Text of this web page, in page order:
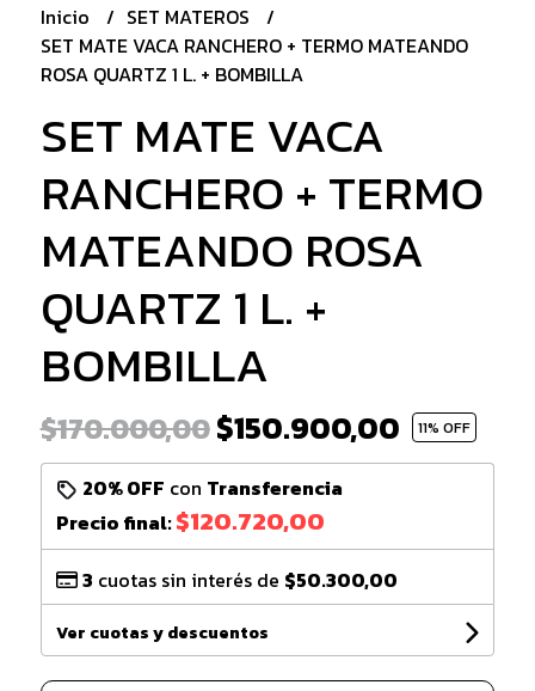
Inicio
SET MATEROS
SET MATE VACA RANCHERO + TERMO MATEANDO
ROSA QUARTZ 1 L. + BOMBILLA
SET MATE VACA
RANCHERO + TERMO
MATEANDO ROSA
QUARTZ 1 L. +
BOMBILLA
$170.000,00$150.900,00 11% OFF
20% OFF con Transferencia
Precio final:$120.720,00
3 cuotas sin interés de $50.300,00
Ver cuotas y descuentos